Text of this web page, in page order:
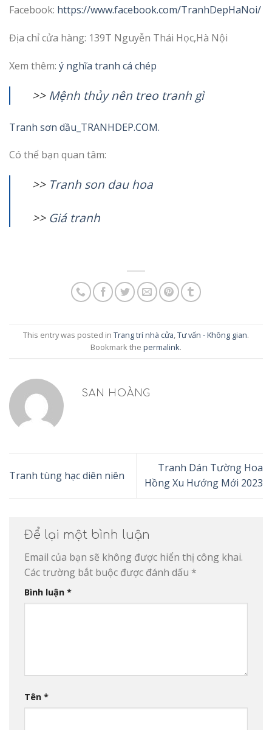
Facebook: https://www.facebook.com/TranhDepHaNoi/
Địa chỉ cửa hàng: 139T Nguyễn Thái Học,Hà Nội
Xem thêm: ý nghĩa tranh cá chép
>> Mệnh thủy nên treo tranh gì
Tranh sơn dầu_TRANHDEP.COM.
Có thể bạn quan tâm:
>> Tranh son dau hoa
>> Giá tranh
This entry was posted in Trang trí nhà cửa,Tư vấn - Không gian.
Bookmark the permalink.
SAN HOÀNG
Tranh tùng hạc diên niên
Tranh Dán Tường Hoa
Hồng Xu Hướng Mới 2023
Để lại một bình luận
Email của bạn sẽ không được hiển thị công khai.
Các trường bắt buộc được đánh dấu *
Bình luận *
Tên *